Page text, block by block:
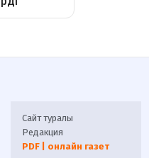
Сайт туралы
Редакция
PDF | онлайн газет